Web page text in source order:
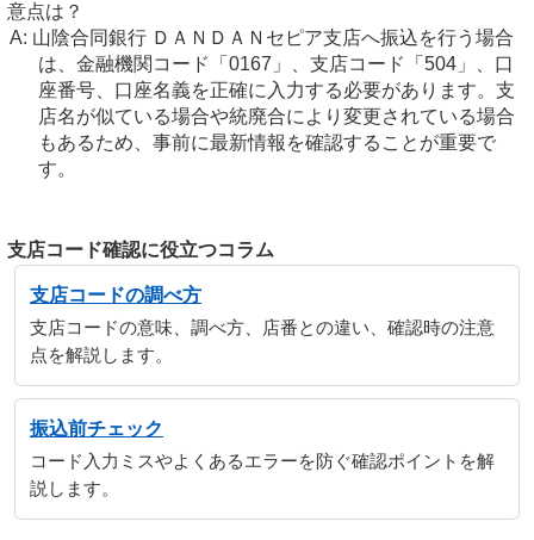
意点は？
山陰合同銀行 ＤＡＮＤＡＮセピア支店へ振込を行う場合
は、金融機関コード「0167」、支店コード「504」、口
座番号、口座名義を正確に入力する必要があります。支
店名が似ている場合や統廃合により変更されている場合
もあるため、事前に最新情報を確認することが重要で
す。
支店コード確認に役立つコラム
支店コードの調べ方
支店コードの意味、調べ方、店番との違い、確認時の注意
点を解説します。
振込前チェック
コード入力ミスやよくあるエラーを防ぐ確認ポイントを解
説します。